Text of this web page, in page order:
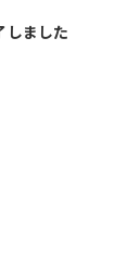
ました